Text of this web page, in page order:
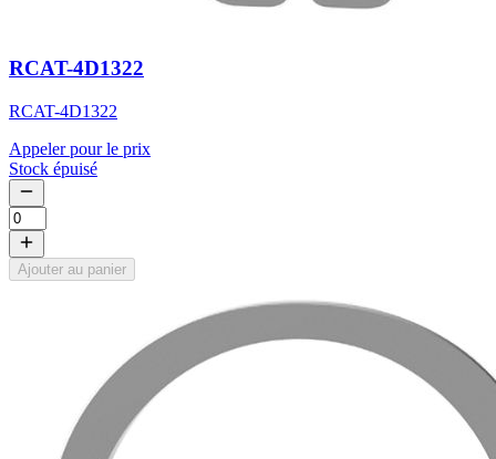
RCAT-4D1322
RCAT-4D1322
Appeler pour le prix
Stock épuisé
Ajouter au panier